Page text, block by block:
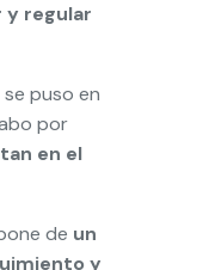
y regular
puso en
por
en el
de un
y